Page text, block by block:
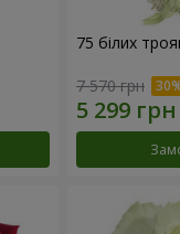
75 білих
7 570 грн